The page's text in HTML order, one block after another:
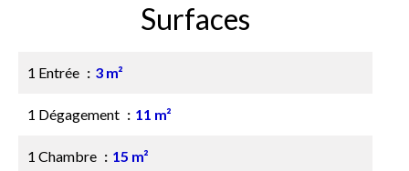
Surfaces
1 Entrée 3 m²
1 Dégagement 11 m²
1 Chambre 15 m²